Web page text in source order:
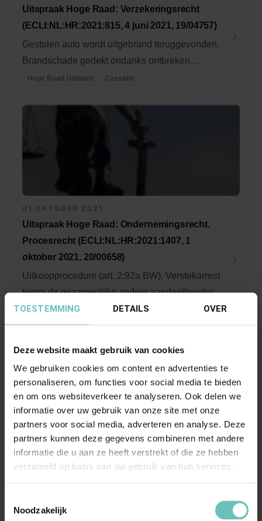
TOESTEMMING DETAILS OVER
Deze website maakt gebruik van cookies
We gebruiken cookies om content en advertenties te
personaliseren, om functies voor social media te bieden
en om ons websiteverkeer te analyseren. Ook delen we
informatie over uw gebruik van onze site met onze
partners voor social media, adverteren en analyse. Deze
partners kunnen deze gegevens combineren met andere
informatie die u aan ze heeft verstrekt of die ze hebben
verzameld op basis van uw gebruik van hun services.
Noodzakelijk
Uitspraak Hoge Raad: Verzekeringsrecht
(ECLI:NL:HR:2021:815, 4 juni 2021, 19/04757)
Gestolen auto wordt uitgebrand teruggevonden.
Brandschade gedekt ondanks ontbreken
dekking voor aan ...
Hoge Raad Updates Cassatie
01 OKTOBER 2021
Uitspraak Hoge Raad: Ondernemingsrecht.
Procesrecht (ECLI:NL:HR:2021:1407, 1
oktober 2021, 20/00658)
Uitkoopprocedure (art. 2:92a BW). Verstekarrest
tegen de gezamenlijke andere aandeelhouders;
...Hoge Raad Updates Cassatie
04 JUNI 2021
Uitspraak Hoge Raad: Prejudiciële procedure.
Faillissementsrecht (ECLI:NL:HR:2021:833, 4
Zijn schulden die voortvloeien uit